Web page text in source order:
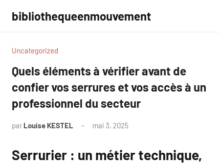
contenu
bibliothequeenmouvement
Uncategorized
Quels éléments à vérifier avant de
confier vos serrures et vos accès à un
professionnel du secteur
par Louise KESTEL mai 3, 2025
Serrurier : un métier technique,